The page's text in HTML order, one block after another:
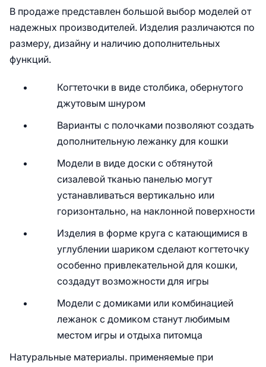
В продаже представлен большой выбор моделей от
надежных производителей. Изделия различаются по
размеру, дизайну и наличию дополнительных
функций.
Когтеточки в виде столбика, обернутого
джутовым шнуром
Варианты с полочками позволяют создать
дополнительную лежанку для кошки
Модели в виде доски с обтянутой
сизалевой тканью панелью могут
устанавливаться вертикально или
горизонтально, на наклонной поверхности
Изделия в форме круга с катающимися в
углублении шариком сделают когтеточку
особенно привлекательной для кошки,
создадут возможности для игры
Модели с домиками или комбинацией
лежанок с домиком станут любимым
местом игры и отдыха питомца
Натуральные материалы. применяемые при